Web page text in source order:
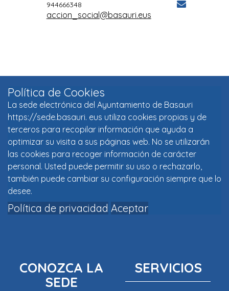
Política de Cookies
La sede electrónica del Ayuntamiento de Basauri
https://sede.basauri. eus utiliza cookies propias y de
terceros para recopilar información que ayuda a
optimizar su visita a sus páginas web. No se utilizarán
las cookies para recoger información de carácter
personal. Usted puede permitir su uso o rechazarlo,
también puede cambiar su configuración siempre que lo
desee.
Política de privacidad Aceptar
CONOZCA LA
SEDE
SERVICIOS